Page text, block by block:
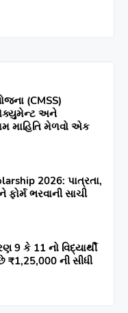
(CMSS)
અને
માહિતિ મેળવો એક
2026: પાત્રતા,
ભરવાની સાચી
9 કે 11 નો વિદ્યાર્થી
ની સીધી